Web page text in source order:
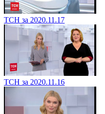
ТСН за 2020.11.17
ТСН за 2020.11.16